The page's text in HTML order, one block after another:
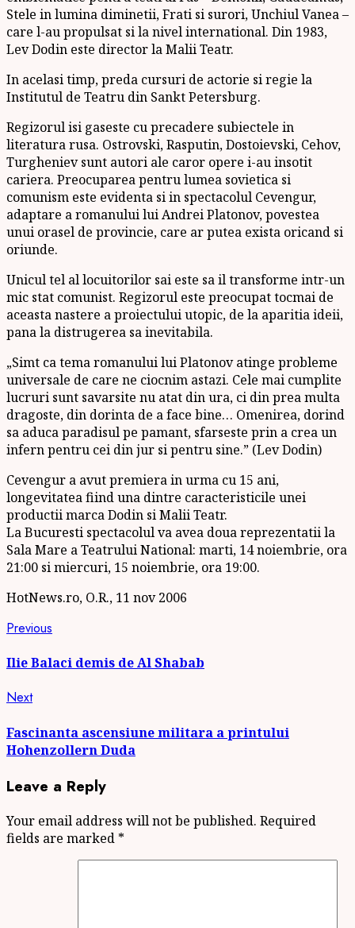
Stele in lumina diminetii, Frati si surori, Unchiul Vanea –
care l-au propulsat si la nivel international. Din 1983,
Lev Dodin este director la Malii Teatr.
In acelasi timp, preda cursuri de actorie si regie la
Institutul de Teatru din Sankt Petersburg.
Regizorul isi gaseste cu precadere subiectele in
literatura rusa. Ostrovski, Rasputin, Dostoievski, Cehov,
Turgheniev sunt autori ale caror opere i-au insotit
cariera. Preocuparea pentru lumea sovietica si
comunism este evidenta si in spectacolul Cevengur,
adaptare a romanului lui Andrei Platonov, povestea
unui orasel de provincie, care ar putea exista oricand si
oriunde.
Unicul tel al locuitorilor sai este sa il transforme intr-un
mic stat comunist. Regizorul este preocupat tocmai de
aceasta nastere a proiectului utopic, de la aparitia ideii,
pana la distrugerea sa inevitabila.
„Simt ca tema romanului lui Platonov atinge probleme
universale de care ne ciocnim astazi. Cele mai cumplite
lucruri sunt savarsite nu atat din ura, ci din prea multa
dragoste, din dorinta de a face bine… Omenirea, dorind
sa aduca paradisul pe pamant, sfarseste prin a crea un
infern pentru cei din jur si pentru sine.” (Lev Dodin)
Cevengur a avut premiera in urma cu 15 ani,
longevitatea fiind una dintre caracteristicile unei
productii marca Dodin si Malii Teatr.
La Bucuresti spectacolul va avea doua reprezentatii la
Sala Mare a Teatrului National: marti, 14 noiembrie, ora
21:00 si miercuri, 15 noiembrie, ora 19:00.
HotNews.ro, O.R., 11 nov 2006
Continue
Reading
Previous
Ilie Balaci demis de Al Shabab
NextNext
Fascinanta ascensiune militara a printului
Hohenzollern Duda
Leave a Reply
Your email address will not be published. Required
fields are marked *